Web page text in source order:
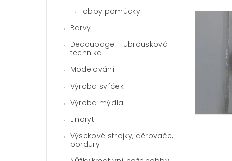
Hobby pomůcky
Barvy
Decoupage - ubrousková
technika
Modelování
Výroba svíček
Výroba mýdla
Linoryt
Výsekové strojky, děrovače,
bordury